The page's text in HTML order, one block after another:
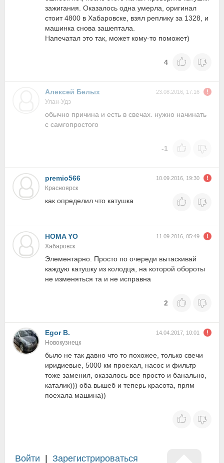
зажигания. Оказалось одна умерла, оригинал
стоит 4800 в Хабаровске, взял реплику за 1328, и
машинка снова зашептала.
Напечатал это так, может кому-то поможет)
4
Алексей Белых 23.08.2016, 17:16
Улан-Удэ
обычно причина и есть в свечах. нужно начинать
с самгопростого
-1
premio566 10.09.2016, 19:30
Красноярск
как определил что катушка
HOMA YO 11.09.2016, 05:49
Хабаровск
Элементарно. Просто по очереди вытаскивай
каждую катушку из колодца, на которой обороты
не изменяться та и не исправна
2
Egor B. 14.04.2017, 10:01
Новокузнецк
было не так давно что то похожее, только свечи
иридиевые, 5000 км проехал, насос и фильтр
тоже заменил, оказалось все просто и банально,
каталик))) оба вышеб и теперь красота, прям
поехала машина))
Войти Зарегистрироваться